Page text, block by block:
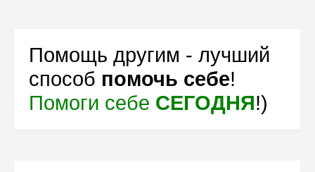
Помощь другим - лучший
способ помочь себе!
Помоги себе СЕГОДНЯ!)